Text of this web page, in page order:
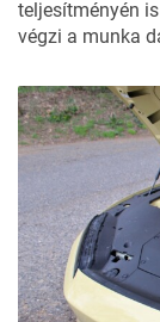
teljesítményén
végzi a munka